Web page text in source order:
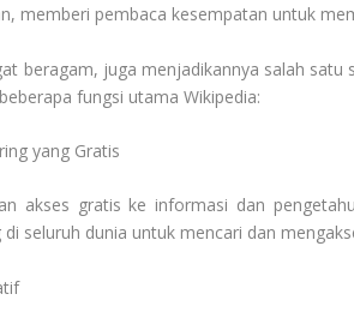
memberi pembaca kesempatan untuk
beragam, juga menjadikannya salah
fungsi utama Wikipedia:
yang Gratis
akses gratis ke informasi dan
seluruh dunia untuk mencari dan